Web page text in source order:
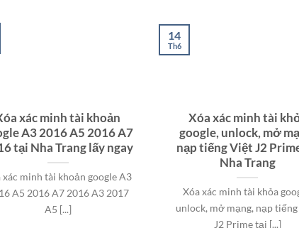
xác minh tài khoản
A3 2016 A5 2016 A7
tại Nha Trang lấy ngay
xác minh tài khoản google A3
A5 2016 A7 2016 A3 2017
A5 [...]
Xóa xác minh tài
google, unlock, mở
nạp tiếng Việt J2
Nha Trang
Xóa xác minh tài khỏa
unlock, mở mạng, nạp
J2 Prime tại [...]
14
Th6